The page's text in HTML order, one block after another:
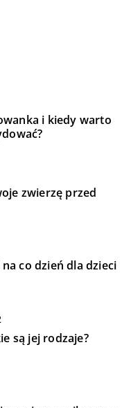
i kiedy warto
zwierzę przed
co dzień dla dzieci
są jej rodzaje?